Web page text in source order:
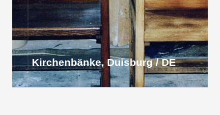
Kirchenbänke, Duisburg / DE